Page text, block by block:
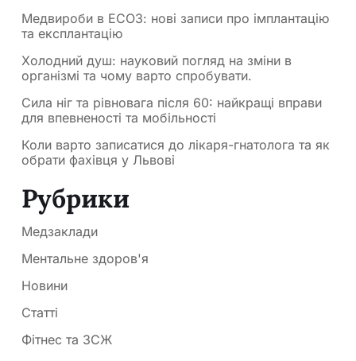
Медвироби в ЕСОЗ: нові записи про імплантацію
та експлантацію
Холодний душ: науковий погляд на зміни в
організмі та чому варто спробувати.
Сила ніг та рівновага після 60: найкращі вправи
для впевненості та мобільності
Коли варто записатися до лікаря-гнатолога та як
обрати фахівця у Львові
Рубрики
Медзаклади
Ментальне здоров'я
Новини
Статті
Фітнес та ЗСЖ